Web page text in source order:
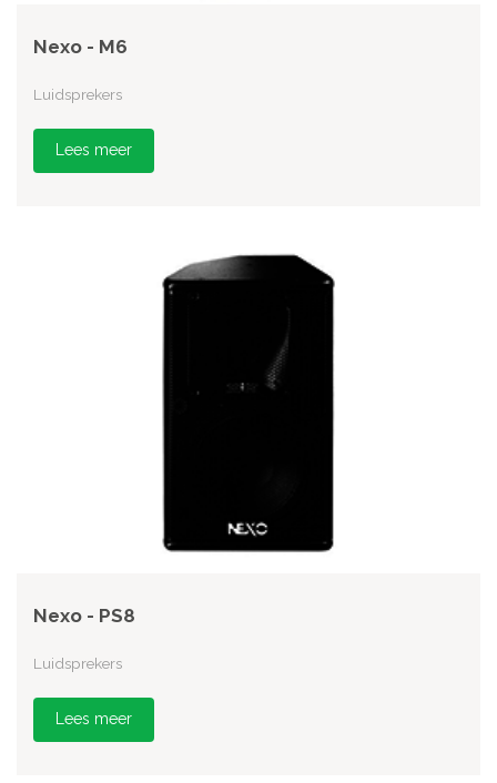
Nexo - M6
Luidsprekers
Lees meer
Nexo - PS8
Luidsprekers
Lees meer